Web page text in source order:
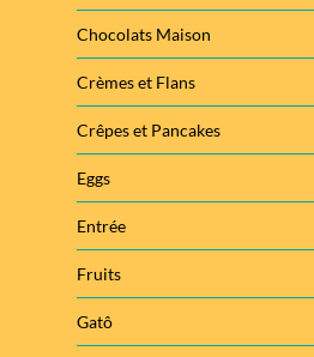
Chocolats Maison
Crèmes et Flans
Crêpes et Pancakes
Eggs
Entrée
Fruits
Gatô